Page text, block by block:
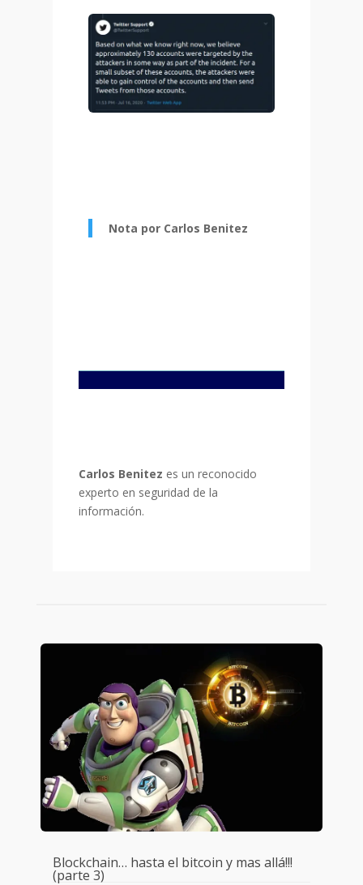
Nota por Carlos Benitez
Carlos Benitez es un reconocido
experto en seguridad de la
información.
Blockchain… hasta el bitcoin y mas allá!!!
(parte 3)